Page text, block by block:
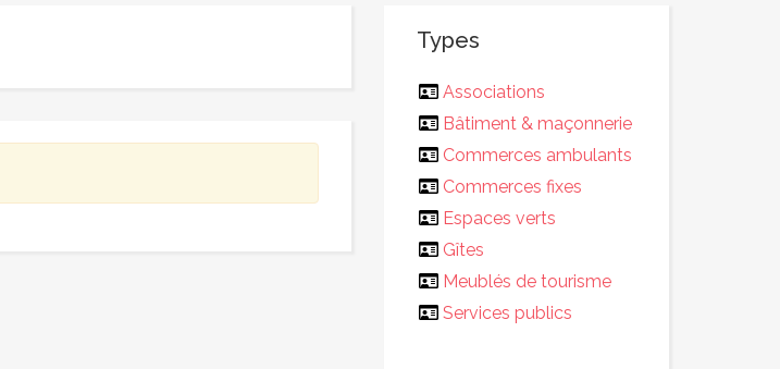
Types
Associations
Bâtiment & maçonnerie
Commerces ambulants
Commerces fixes
Espaces verts
Gîtes
Meublés de tourisme
Services publics